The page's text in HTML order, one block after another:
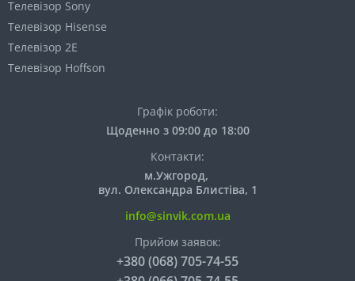
Телевізор Sony
Телевізор Hisense
Телевізор 2E
Телевізор Hoffson
Графік роботи:
Щоденно з 09:00 до 18:00
Контакти:
м.Ужгород,
вул. Олександра Блистіва, 1
info@sinvik.com.ua
Прийом заявок:
+380 (068) 705-74-55